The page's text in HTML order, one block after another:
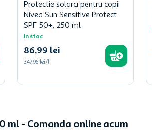
Protectie solara pentru copii
Nivea Sun Sensitive Protect
SPF 50+, 250 ml
In stoc
86,99 lei
347,96 lei/l
ml - Comanda online acum